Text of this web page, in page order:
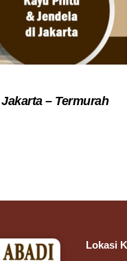
– Termurah
Lokasi